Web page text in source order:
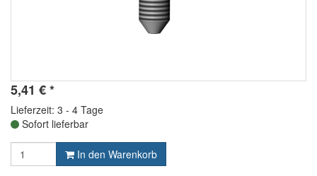
5,41 €*
Lieferzeit: 3 - 4 Tage
Sofort lieferbar
In den Warenkorb